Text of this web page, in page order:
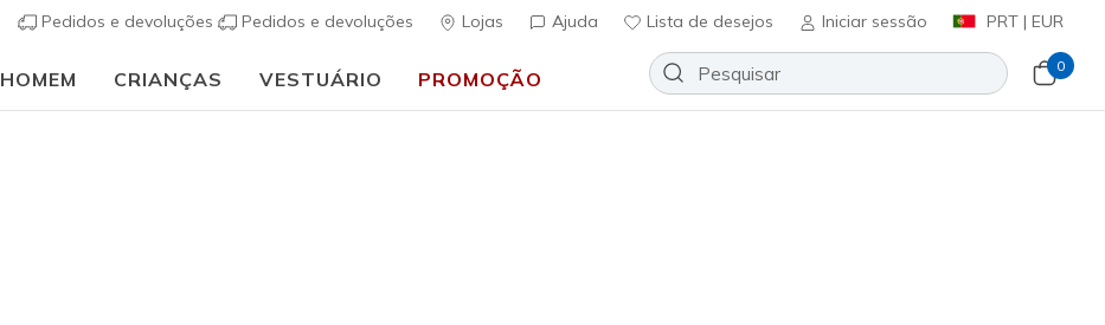
Pedidos e devoluções Pedidos e devoluções Lojas Ajuda Lista de desejos Iniciar sessão PRT | EUR
HOMEM CRIANÇAS VESTUÁRIO PROMOÇÃO
0